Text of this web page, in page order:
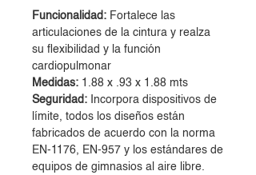
Funcionalidad: Fortalece las
articulaciones de la cintura y realza
su flexibilidad y la función
cardiopulmonar
Medidas: 1.88 x .93 x 1.88 mts
Seguridad:
Incorpora dispositivos de
límite, todos los diseños están
fabricados de acuerdo con la norma
EN-1176, EN-957 y los estándares de
equipos de gimnasios al aire libre.